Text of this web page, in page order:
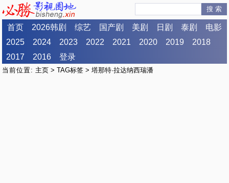
搜 索
首页 2026韩剧 综艺 国产剧 美剧 日剧 泰剧
电影
2025
2024 2023 2022 2021 2020 2019
2018
2017
2016 登录
当前位置: 主页 >TAG标签 > 塔那特·拉达纳西瑞潘